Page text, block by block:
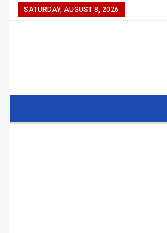
SATURDAY, AUGUST 8, 2026